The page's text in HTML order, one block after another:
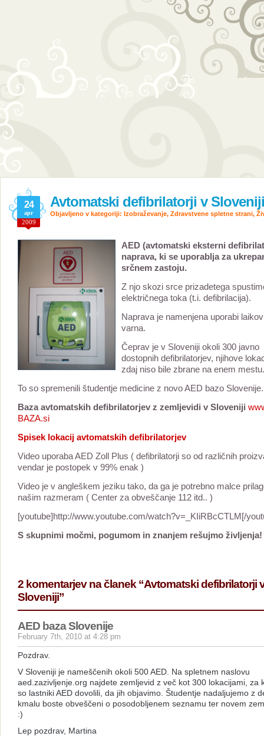
Avtomatski defibrilatorji v Sloveniji
24
apr
2009
Objavljeno v kategoriji: Izobraževanje, Zdravstvene spletne strani,
AED (avtomatski eksterni
naprava, ki se uporablja za
srčnem zastoju.
Z njo skozi srce prizadetega
električnega toka (t.i. defibrilacija).
Naprava je namenjena uporabi
varna.
Čeprav je v Sloveniji okoli 300 javno
dostopnih defibrilatorjev, njihove
zdaj niso bile zbrane na enem mestu.
To so spremenili študentje medicine z novo AED bazo Slovenije.
Baza avtomatskih defibrilatorjev z zemljevidi v Sloveniji
BAZA.si
Spisek lokacij avtomatskih defibrilatorjev
Video uporaba AED Zoll Plus ( defibrilatorji so od različnih
vendar je postopek v 99% enak )
Video je v angleškem jeziku tako, da ga je potrebno malce
našim razmeram ( Center za obveščanje 112 itd.. )
[youtube]http://www.youtube.com/watch?v=_KIiRBcCTLM[/
S skupnimi močmi, pogumom in znanjem rešujmo življenja!
2 komentarjev na članek “Avtomatski defibrilatorji
Sloveniji”
AED baza Slovenije
February 7th, 2010 at 4:28 pm
Pozdrav.
V Sloveniji je nameščenih okoli 500 AED. Na spletnem naslovu
aed.zazivljenje.org najdete zemljevid z več kot 300 lokacijami, za
so lastniki AED dovolili, da jih objavimo. Študentje nadaljujemo z
kmalu boste obveščeni o posodobljenem seznamu ter novem
:)
Lep pozdrav, Martina